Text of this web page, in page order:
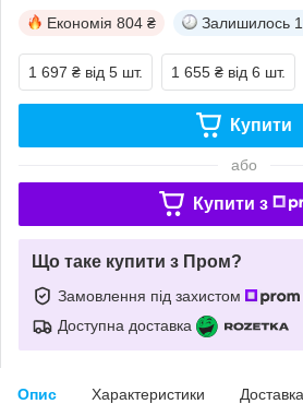
Економія 804 ₴ Залишилось
1 697 ₴ від 5 шт. 1 655 ₴ від 6 шт.
Купити
або
Купити з
Що таке купити з Пром?
Замовлення під захистом
Доступна доставка
Опис Характеристики Доставка